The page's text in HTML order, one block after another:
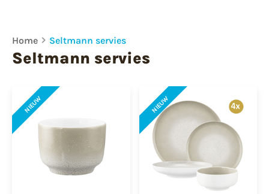
Home Seltmann servies
Seltmann servies
NIEUW NIEUW